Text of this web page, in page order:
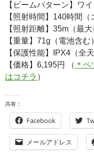
【ビームパターン】ワイ
【照射時間】140時間（
【照射距離】35m（最大
【重量】71g（電池含む）
【保護性能】IPX4（全天
【価格】6,195円 （ ＊
はコチラ ）
共有：
Facebook
メールアドレス